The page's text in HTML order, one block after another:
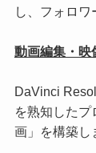
し、フォロワ
動画編集・映
DaVinci
を熟知した
画」を構築し